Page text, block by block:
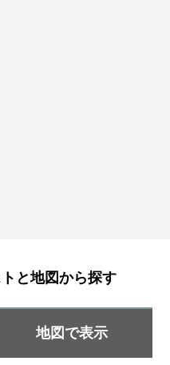
と地図から探す
地図で表示